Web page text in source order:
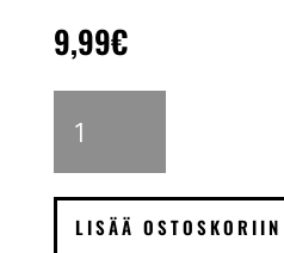
9,99€
valkoinen
LISÄÄ OSTOSKORIIN